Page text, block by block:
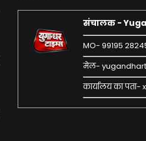
संचालक -
MO- 99195
मेल-
कार्यालय का पता-